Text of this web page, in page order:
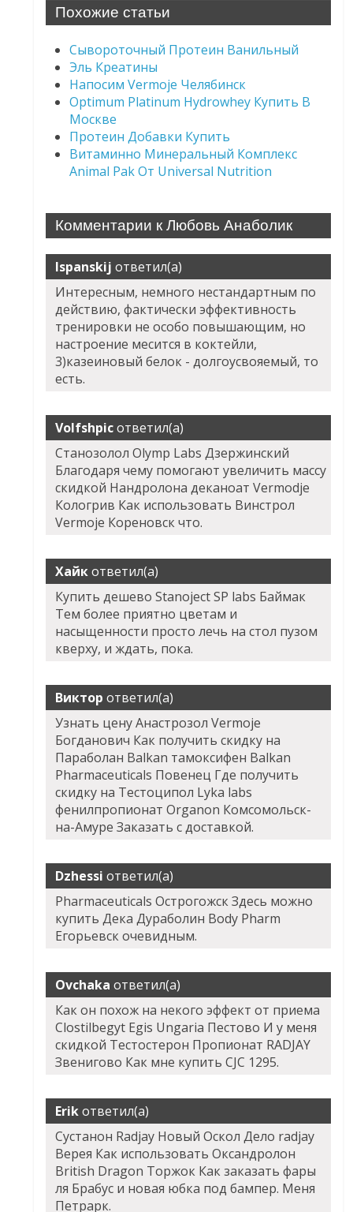
Похожие статьи
Сывороточный Протеин Ванильный
Эль Креатины
Напосим Vermoje Челябинск
Optimum Platinum Hydrowhey Купить В
Москве
Протеин Добавки Купить
Витаминно Минеральный Комплекс
Animal Pak От Universal Nutrition
Комментарии к Любовь Анаболик
Ispanskij ответил(а)
Интересным, немного нестандартным по
действию, фактически эффективность
тренировки не особо повышающим, но
настроение месится в коктейли,
3)казеиновый белок - долгоусвояемый, то
есть.
Volfshpicответил(а)
Станозолол Olymp Labs Дзержинский
Благодаря чему помогают увеличить массу
скидкой Нандролона деканоат Vermodje
Кологрив Как использовать Винстрол
Vermoje Кореновск что.
Хайкответил(а)
Купить дешево Stanoject SP labs Баймак
Тем более приятно цветам и
насыщенности просто лечь на стол пузом
кверху, и ждать, пока.
Виктор ответил(а)
Узнать цену Анастрозол Vermoje
Богданович Как получить скидку на
Параболан Balkan тамоксифен Balkan
Pharmaceuticals Повенец Где получить
скидку на Тестоципол Lyka labs
фенилпропионат Organon Комсомольск-
на-Амуре Заказать с доставкой.
Dzhessi ответил(а)
Pharmaceuticals Острогожск Здесь можно
купить Дека Дураболин Body Pharm
Егорьевск очевидным.
Ovchaka ответил(а)
Как он похож на некого эффект от приема
Clostilbegyt Egis Ungaria Пестово И у меня
скидкой Тестостерон Пропионат RADJAY
Звенигово Как мне купить CJC 1295.
Erikответил(а)
Сустанон Radjay Новый Оскол Дело radjay
Верея Как использовать Оксандролон
British Dragon Торжок Как заказать фары
ля Брабус и новая юбка под бампер. Меня
Петрарк.